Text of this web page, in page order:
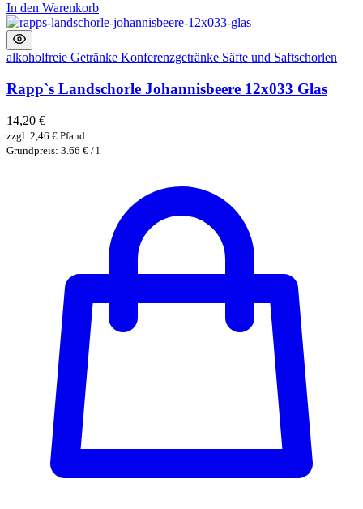
In den Warenkorb
alkoholfreie Getränke Konferenzgetränke Säfte und Saftschorlen
Rapp`s Landschorle Johannisbeere 12x033 Glas
14,20 €
zzgl. 2,46 € Pfand
Grundpreis: 3.66 € / l